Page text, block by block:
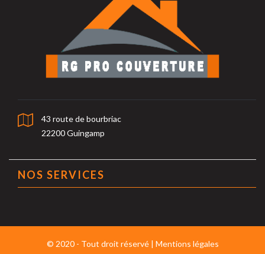
43 route de bourbriac
22200 Guingamp
NOS SERVICES
© 2020 - Tout droit réservé | Mentions légales